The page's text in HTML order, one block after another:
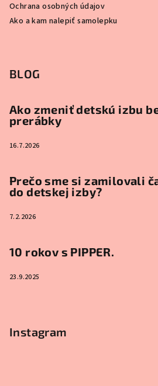
Ochrana osobných údajov
Ako a kam nalepiť samolepku
BLOG
Ako zmeniť detskú izbu
prerábky
16.7.2026
Prečo sme si zamilovali
do detskej izby?
7.2.2026
10 rokov s PIPPER.
23.9.2025
Instagram